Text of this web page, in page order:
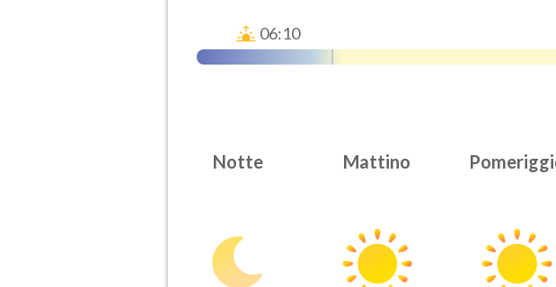
06:10
Notte Mattino